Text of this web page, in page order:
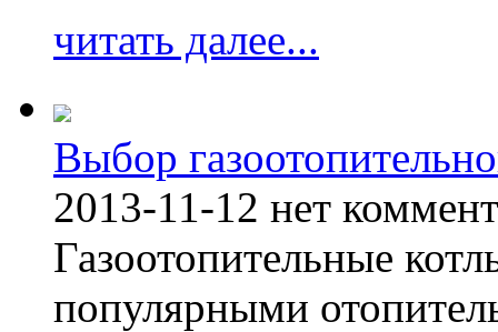
читать далее...
Выбор
2013-11-12 нет
Газоотопительные
популярными